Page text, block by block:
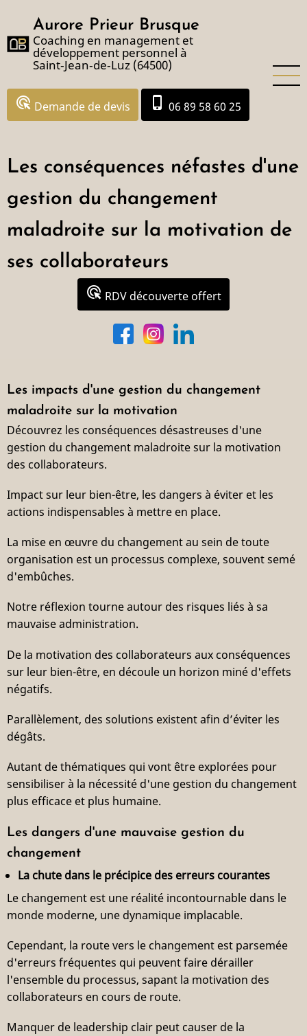
contenu
principal
Aurore Prieur Brusque
Coaching en management et
développement personnel à
Saint‑Jean‑de‑Luz (64500)
ads_click Demande de devis phone_iphone 06 89 58 60 25
Les conséquences néfastes d'une
gestion du changement
maladroite sur la motivation de
ses collaborateurs
ads_click RDV découverte offert
Les impacts d'une gestion du changement
maladroite sur la motivation
Découvrez les conséquences désastreuses d'une
gestion du changement maladroite sur la motivation
des collaborateurs.
Impact sur leur bien-être, les dangers à éviter et les
actions indispensables à mettre en place.
La mise en œuvre du changement au sein de toute
organisation est un processus complexe, souvent semé
d'embûches.
Notre réflexion tourne autour des risques liés à sa
mauvaise administration.
De la motivation des collaborateurs aux conséquences
sur leur bien-être, en découle un horizon miné d'effets
négatifs.
Parallèlement, des solutions existent afin d’éviter les
dégâts.
Autant de thématiques qui vont être explorées pour
sensibiliser à la nécessité d'une gestion du changement
plus efficace et plus humaine.
Les dangers d'une mauvaise gestion du
changement
La chute dans le précipice des erreurs courantes
Le changement est une réalité incontournable dans le
monde moderne, une dynamique implacable.
Cependant, la route vers le changement est parsemée
d'erreurs fréquentes qui peuvent faire dérailler
l'ensemble du processus, sapant la motivation des
collaborateurs en cours de route.
Manquer de leadership clair peut causer de la